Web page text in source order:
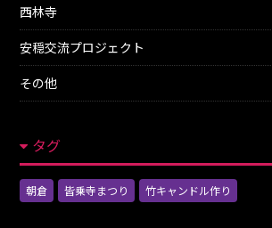
西林寺
安穏交流プロジェクト
その他
タグ
朝倉 皆乗寺まつり 竹キャンドル作り